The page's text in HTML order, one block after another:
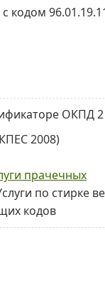
кодом
ОКПД 2
2008)
прачечных
по стирке
кодов